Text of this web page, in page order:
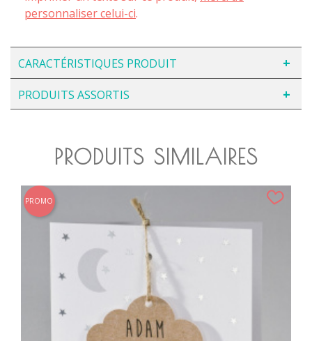
personnaliser celui-ci.
CARACTÉRISTIQUES PRODUIT
PRODUITS ASSORTIS
PRODUITS SIMILAIRES
PROMO